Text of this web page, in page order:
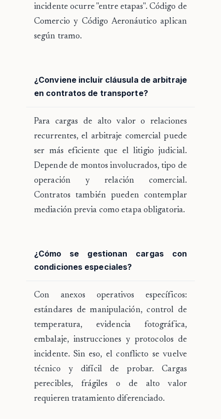
incidente ocurre "entre etapas". Código de
Comercio y Código Aeronáutico aplican
según tramo.
¿Conviene incluir cláusula de arbitraje
en contratos de transporte?
Para cargas de alto valor o relaciones
recurrentes, el arbitraje comercial puede
ser más eficiente que el litigio judicial.
Depende de montos involucrados, tipo de
operación y relación comercial.
Contratos también pueden contemplar
mediación previa como etapa obligatoria.
¿Cómo se gestionan cargas con
condiciones especiales?
Con anexos operativos específicos:
estándares de manipulación, control de
temperatura, evidencia fotográfica,
embalaje, instrucciones y protocolos de
incidente. Sin eso, el conflicto se vuelve
técnico y difícil de probar. Cargas
perecibles, frágiles o de alto valor
requieren tratamiento diferenciado.